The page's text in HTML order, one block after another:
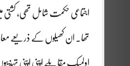
اجتماعی حکمت شامل تھی، کشتی
تھا۔ ان کھیلوں کے ذریعے
اولمپک مقابلے اپنی اپنی